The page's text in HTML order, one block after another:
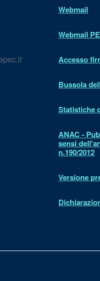
Webmail
Webmail
Accesso
Bussola
Statistiche
ANAC -
sensi
n.190/2012
Versione